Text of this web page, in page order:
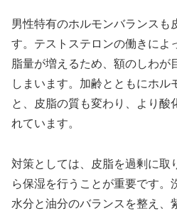
男性特有のホルモンバランスも
す。テストステロンの働きによ
脂量が増えるため、額のしわが
しまいます。加齢とともにホル
と、皮脂の質も変わり、より酸
れています。
対策としては、皮脂を過剰に取
ら保湿を行うことが重要です。
水分と油分のバランスを整え、